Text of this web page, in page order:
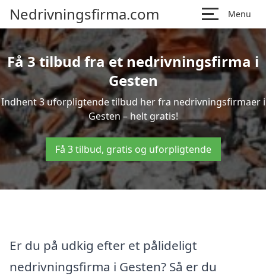
Nedrivningsfirma.com Menu
Få 3 tilbud fra et nedrivningsfirma i
Gesten
Indhent 3 uforpligtende tilbud her fra nedrivningsfirmaer i
Gesten – helt gratis!
Få 3 tilbud, gratis og uforpligtende
Er du på udkig efter et pålideligt
nedrivningsfirma i Gesten? Så er du